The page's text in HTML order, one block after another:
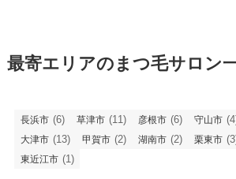
最寄エリアのまつ毛サロン
長浜市 (6) 草津市 (11) 彦根市 (6) 守山市
大津市 (13) 甲賀市 (2) 湖南市 (2) 栗東市
東近江市 (1)